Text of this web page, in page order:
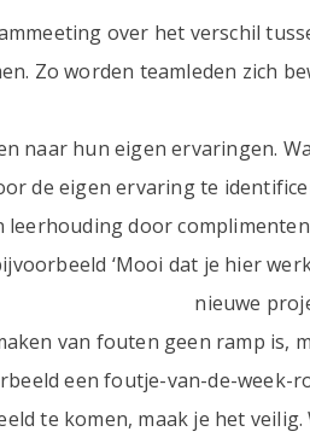
over het verschil
Zo worden teamleden zich
naar hun eigen ervaringen.
de eigen ervaring te
leerhouding door
‘Mooi dat je hier
nieuwe
van fouten geen ramp is,
een foutje-van-de-week-
te komen, maak je het